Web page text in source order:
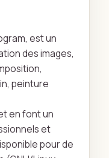
est un
des images,
peinture
en font un
et
pour de